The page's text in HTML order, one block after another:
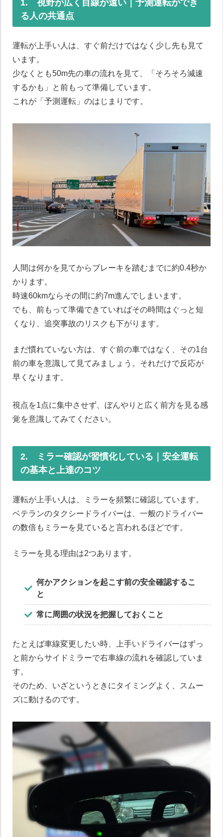
1. 視野が広く目線が遠い｜予測運転ができ
る人の共通点
運転が上手い人は、すぐ前だけではなく少し先も見て
います。
少なくとも50m先の車の流れを見て、「そろそろ減速
するかも」と前もって準備しています。
これが「予測運転」のはじまりです。
人間は何かを見てからブレーキを踏むまでに約0.4秒か
かります。
時速60kmならその間に約7m進んでしまいます。
でも、前もって準備できていればその時間はぐっと短
くなり、追突事故のリスクも下がります。
まだ慣れていない方は、すぐ前の車ではなく、その1台
前の車を意識して見てみましょう。それだけで反応が
早くなります。
視点を1点に集中させず、ぼんやりと広く前方を見る感
覚を意識してみてください。
2. ミラー確認が習慣化している｜安全運転
の基本と上達のコツ
運転が上手い人は、ミラーを頻繁に確認しています。
ベテランのタクシードライバーは、一般のドライバー
の数倍もミラーを見ていると言われるほどです。
ミラーを見る理由は2つあります。
何かアクションを起こす前の安全確認するこ
と
常に周囲の状況を把握しておくこと
たとえば車線変更したい時、上手いドライバーはずっ
と前からサイドミラーで右車線の流れを確認していま
す。
そのため、いざというときにタイミングよく、スムー
ズに動けるのです。